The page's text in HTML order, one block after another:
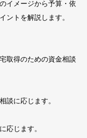
イメージから予算・依
ントを解説します。
取得のための資金相談
談に応じます。
応じます。